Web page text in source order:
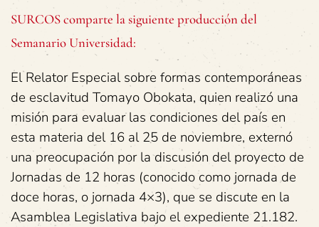
SURCOS comparte la siguiente producción del
Semanario Universidad:
El Relator Especial sobre formas contemporáneas
de esclavitud Tomayo Obokata, quien realizó una
misión para evaluar las condiciones del país en
esta materia del 16 al 25 de noviembre, externó
una preocupación por la discusión del proyecto de
Jornadas de 12 horas (conocido como jornada de
doce horas, o jornada 4×3), que se discute en la
Asamblea Legislativa bajo el expediente 21.182.